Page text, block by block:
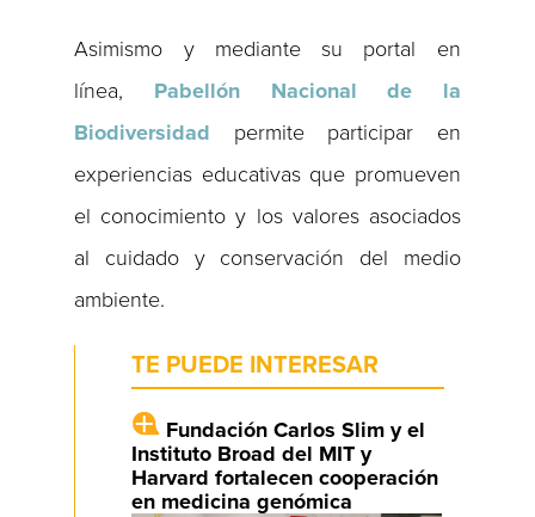
Asimismo y mediante su portal en
línea, Pabellón Nacional de la
Biodiversidad permite participar en
experiencias educativas que promueven
el conocimiento y los valores asociados
al cuidado y conservación del medio
ambiente.
TE PUEDE INTERESAR
Fundación Carlos Slim y el
Instituto Broad del MIT y
Harvard fortalecen cooperación
en medicina genómica